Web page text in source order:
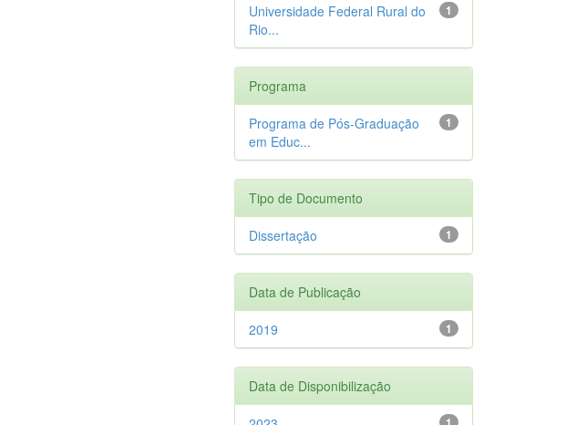
1
Universidade Federal Rural do
Rio...
Programa
1
Programa de Pós-Graduação
em Educ...
Tipo de Documento
1
Dissertação
Data de Publicação
1
2019
Data de Disponibilização